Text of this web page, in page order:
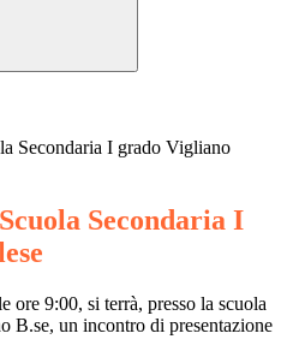
Secondaria I grado Vigliano
Secondaria I
ore 9:00, si terrà, presso la scuola
B.se, un incontro di presentazione